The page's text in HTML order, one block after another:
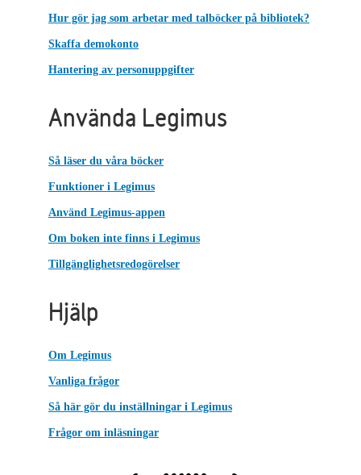
Hur gör jag som arbetar med talböcker på bibliotek?
Skaffa demokonto
Hantering av personuppgifter
Använda Legimus
Så läser du våra böcker
Funktioner i Legimus
Använd Legimus-appen
Om boken inte finns i Legimus
Tillgänglighetsredogörelser
Hjälp
Om Legimus
Vanliga frågor
Så här gör du inställningar i Legimus
Frågor om inläsningar